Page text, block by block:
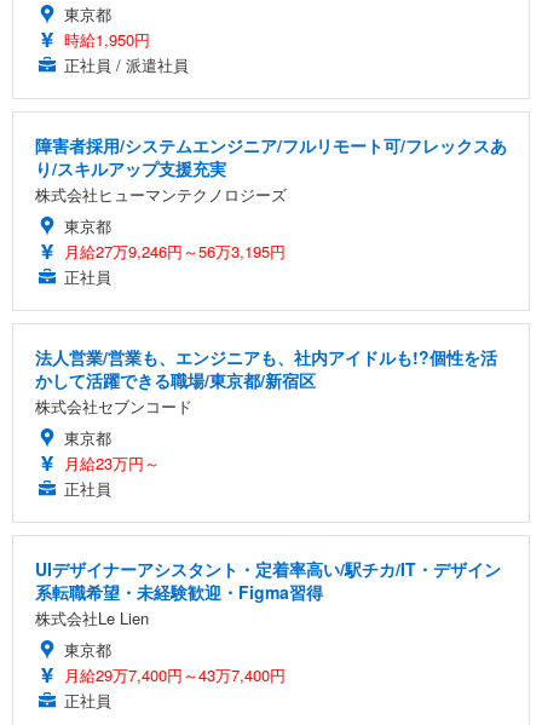
東京都
時給1,950円
正社員 / 派遣社員
障害者採用/システムエンジニア/フルリモート可/フレックスあ
り/スキルアップ支援充実
株式会社ヒューマンテクノロジーズ
東京都
月給27万9,246円～56万3,195円
正社員
法人営業/営業も、エンジニアも、社内アイドルも!?個性を活
かして活躍できる職場/東京都/新宿区
株式会社セブンコード
東京都
月給23万円～
正社員
UIデザイナーアシスタント・定着率高い/駅チカ/IT・デザイン
系転職希望・未経験歓迎・Figma習得
株式会社Le Lien
東京都
月給29万7,400円～43万7,400円
正社員